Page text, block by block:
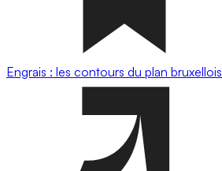
Engrais : les contours du plan bruxellois